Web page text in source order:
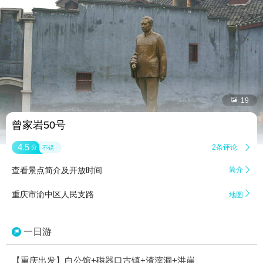
 19
曾家岩50号
4.5 分 不错 2条评论 
查看景点简介及开放时间 简介 
重庆市渝中区人民支路 地图 
一日游
【重庆出发】白公馆+磁器口古镇+渣滓洞+洪崖
